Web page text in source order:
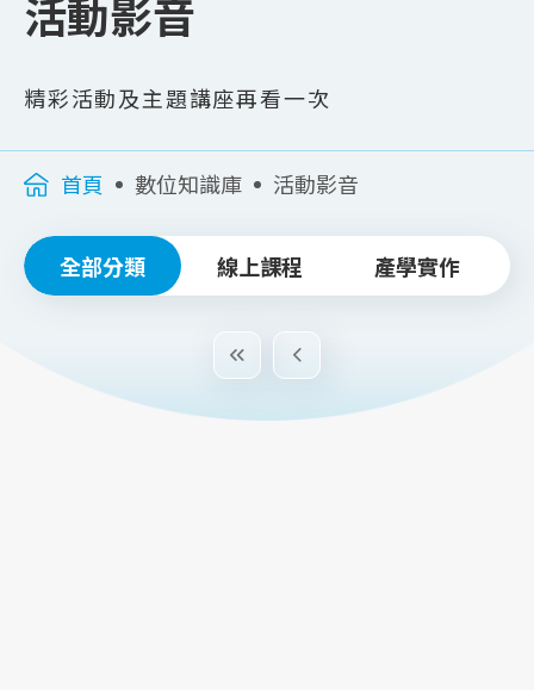
活動影音
精彩活動及主題講座再看一次
首頁 數位知識庫 活動影音
全部分類 線上課程 產學實作